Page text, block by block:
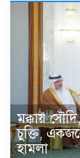
মক্কায়
চুক্তি,
হামলা